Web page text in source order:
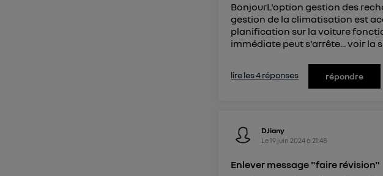
BonjourL'option gestion des
gestion de la climatisation est
planification sur la voiture
immédiate peut s'arrête...voir la
lire les 4 réponses répondre
DJiany
Le19 juin 2024à 21:48
Enlever message "faire révision"